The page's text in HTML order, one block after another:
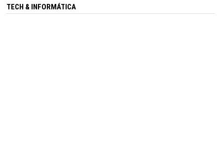
TECH & INFORMÁTICA